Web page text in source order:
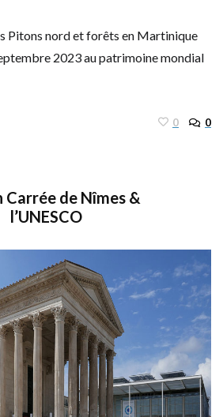
Pitons nord et forêts en Martinique
2023 au patrimoine mondial
0 0
Carrée de Nîmes &
l’UNESCO